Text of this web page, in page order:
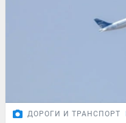
ДОРОГИ И ТРАНСПОРТ